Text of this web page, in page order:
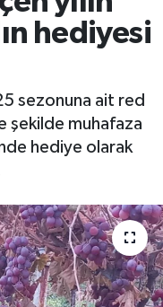
hediyesi
sezonuna ait red
şekilde muhafaza
hediye olarak